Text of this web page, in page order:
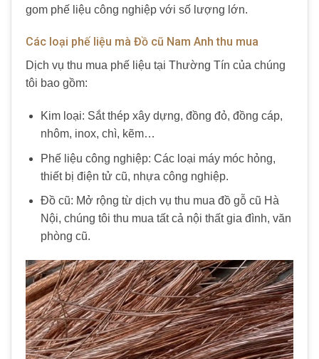
gom phế liệu công nghiệp với số lượng lớn.
Các loại phế liệu mà Đồ cũ Nam Anh thu mua
Dịch vụ thu mua phế liệu tại Thường Tín của chúng
tôi bao gồm:
Kim loại: Sắt thép xây dựng, đồng đỏ, đồng cáp,
nhôm, inox, chì, kẽm…
Phế liệu công nghiệp: Các loại máy móc hỏng,
thiết bị điện tử cũ, nhựa công nghiệp.
Đồ cũ: Mở rộng từ dịch vụ thu mua đồ gỗ cũ Hà
Nội, chúng tôi thu mua tất cả nội thất gia đình, văn
phòng cũ.